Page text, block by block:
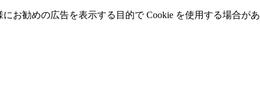
お勧めの広告を表⽰する⽬的で Cookie を使⽤する場合があ